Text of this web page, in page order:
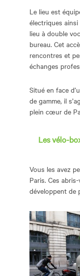
Le lieu est
électriques ainsi
lieu à double
bureau. Cet
rencontres et
échanges
Situé en face
de gamme, il
plein cœur de
Les vélo-
Vous les avez
Paris. Ces
développent de